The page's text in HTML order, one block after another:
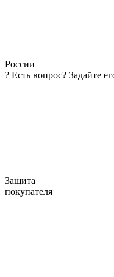
России
? Есть вопрос? Задайте
Защита
покупателя